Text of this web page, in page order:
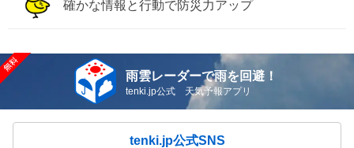
確かな情報と行動で防災力アップ
雨雲レーダーで雨を回避！
tenki.jp公式 天気予報アプリ
tenki.jp公式SNS